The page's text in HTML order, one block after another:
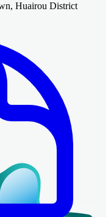
Huairou District